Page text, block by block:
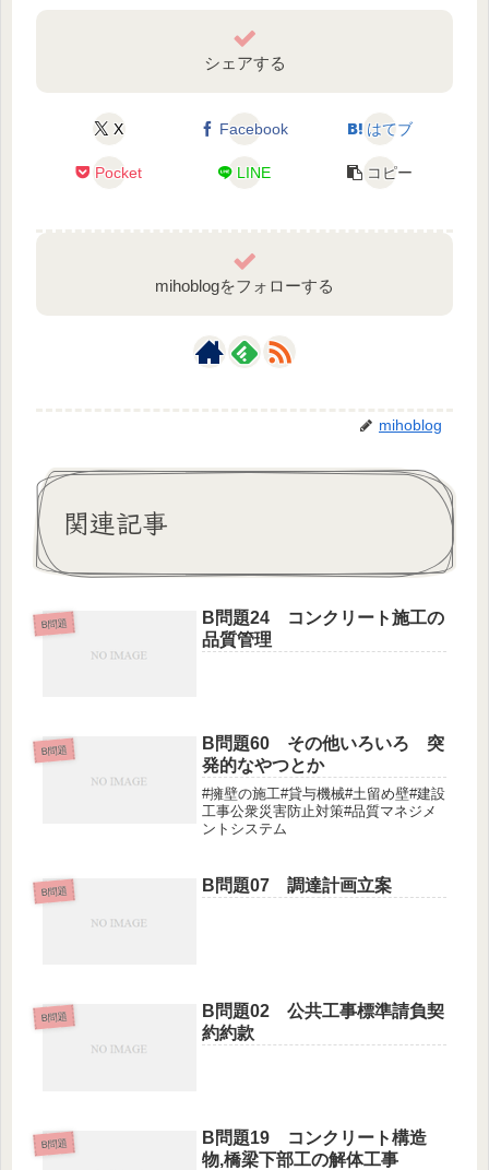
シェアする
X Facebook はてブ
Pocket LINE コピー
mihoblogをフォローする
mihoblog
関連記事
B問題
B問題24 コンクリート施工の
品質管理
B問題
B問題60 その他いろいろ 突
発的なやつとか
#擁壁の施工#貸与機械#土留め壁#建設
工事公衆災害防止対策#品質マネジメ
ントシステム
B問題 B問題07 調達計画立案
B問題
B問題02 公共工事標準請負契
約約款
B問題
B問題19 コンクリート構造
物,橋梁下部工の解体工事